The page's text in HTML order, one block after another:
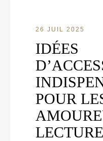
26 JUIL 2025
IDÉES
POUR
LECTURE